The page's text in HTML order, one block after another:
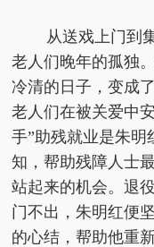
从送戏上门到
老人们晚年的孤独
冷清的日子，变成
老人们在被关爱中
手”助残就业是朱明
知，帮助残障人士
站起来的机会。退
门不出，朱明红便
的心结，帮助他重